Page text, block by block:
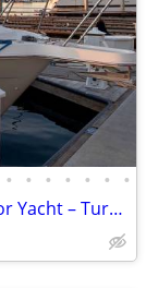
• • • • • • •
1999 Carver 370 Voyager Flybridge Motor Yacht – Turn-Key Cruiser in Ex